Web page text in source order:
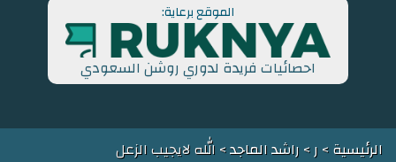
الموقع برعاية:
احصائيات فريدة لدوري روشن السعودي
الرئيسية> ر> راشد الماجد> الله لايجيب الزعل